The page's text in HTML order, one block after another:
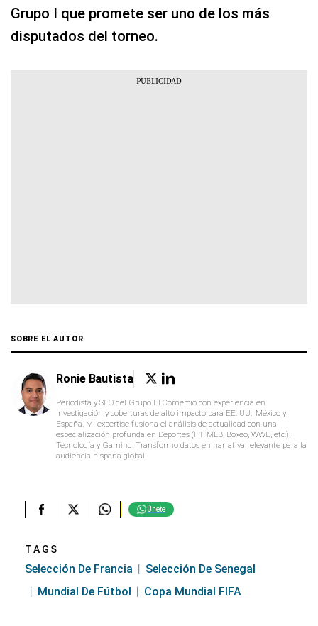
Grupo I que promete ser uno de los más
disputados del torneo.
SOBRE EL AUTOR
Ronie Bautista
Periodista y SEO del Grupo El Comercio con experiencia en
investigación y coberturas de alto impacto para EE. UU., México y
España. Mi expertise fusiona el análisis de actualidad con una
especialización profunda en Deportes (F1, MLB, Boxeo, WWE, etc.),
Tecnología y Gaming. Transformo datos en narrativa relevante para la
audiencia hispana global.
Únete
TAGS
Selección De Francia
Selección De Senegal
Mundial De Fútbol
Copa Mundial FIFA